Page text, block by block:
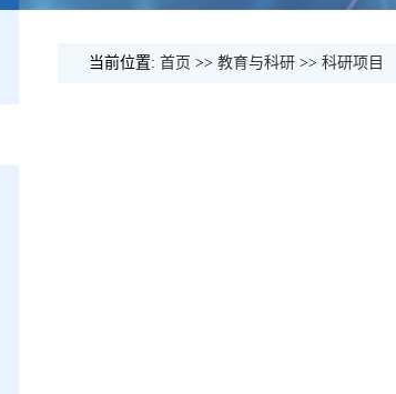
当前位置: 首页 >> 教育与科研 >> 科研项目